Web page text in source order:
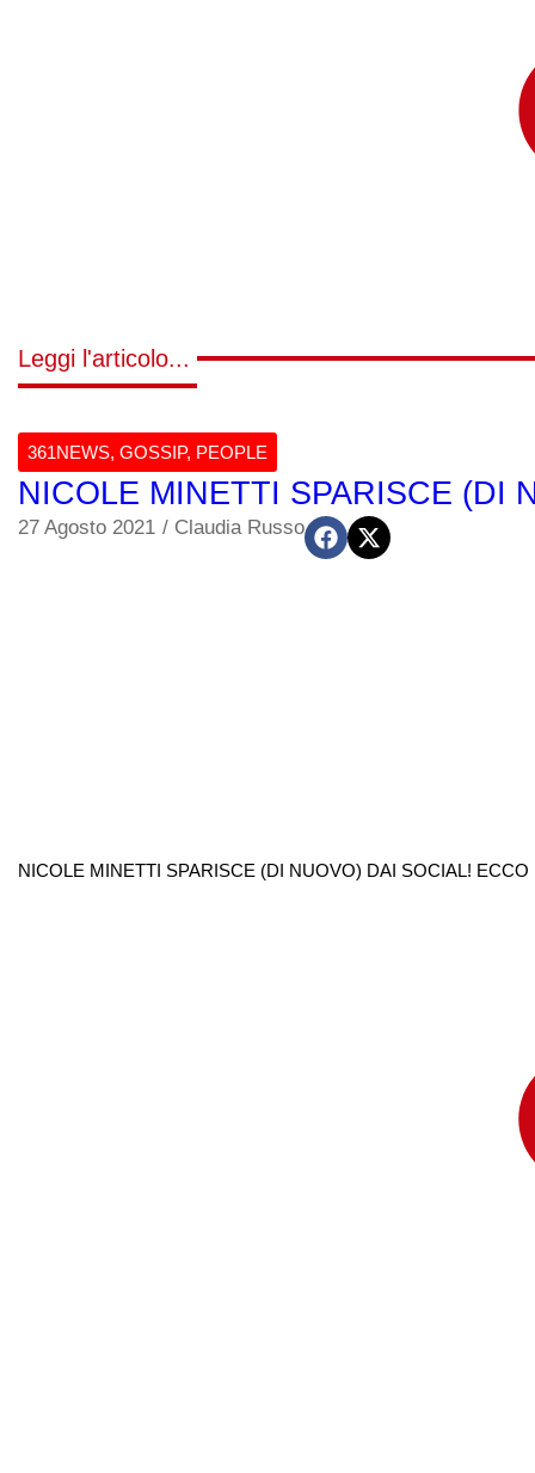
Leggi l'articolo...
361NEWS, GOSSIP, PEOPLE
NICOLE MINETTI SPARISCE (DI
27 Agosto 2021 / Claudia Russo
NICOLE MINETTI SPARISCE (DI NUOVO) DAI SOCIAL! ECCO